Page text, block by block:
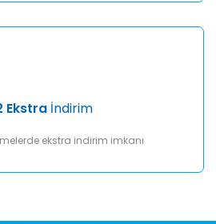
Ekstra İndirim
ekstra indirim imkanı